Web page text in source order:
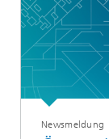
Newsmeldung